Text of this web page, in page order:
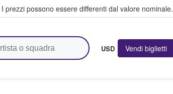
I prezzi possono essere differenti dal valore nominale.
USD Vendi biglietti